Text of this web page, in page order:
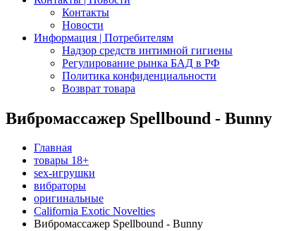
Контакты
Новости
Информация | Потребителям
Надзор средств интимной гигиены
Регулирование рынка БАД в РФ
Политика конфиденциальности
Возврат товара
Вибромассажер Spellbound - Bunny
Главная
товары 18+
sex-игрушки
вибраторы
оригинальные
California Exotic Novelties
Вибромассажер Spellbound - Bunny